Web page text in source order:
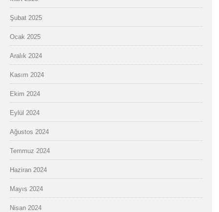
Şubat 2025
Ocak 2025
Aralık 2024
Kasım 2024
Ekim 2024
Eylül 2024
Ağustos 2024
Temmuz 2024
Haziran 2024
Mayıs 2024
Nisan 2024